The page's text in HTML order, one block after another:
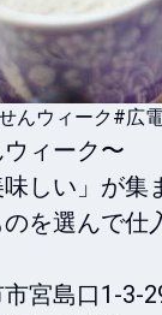
んウィーク#広
ィーク〜
しい」が集
を選んで仕
市宮島口1-3-